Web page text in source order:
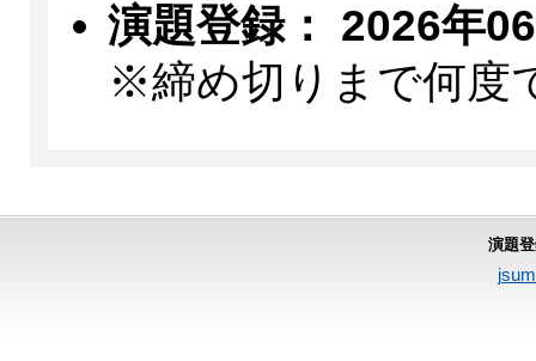
演題登録： 2026年
※締め切りまで何度
演題